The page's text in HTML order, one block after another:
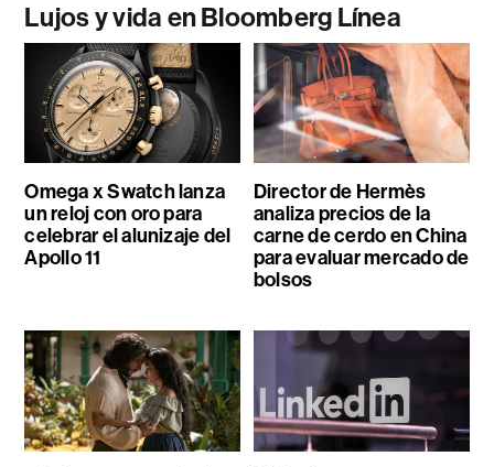
Lujos y vida en Bloomberg Línea
Omega x Swatch lanza
un reloj con oro para
celebrar el alunizaje del
Apollo 11
Director de Hermès
analiza precios de la
carne de cerdo en China
para evaluar mercado de
bolsos